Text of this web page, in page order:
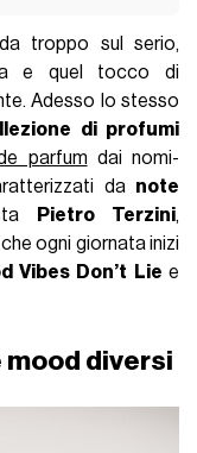
troppo sul serio,
e quel tocco di
Adesso lo stesso
di profumi
parfum dai nomi-
da note
Pietro Terzini,
ogni giornata inizi
Vibes Don’t Lie e
mood diversi